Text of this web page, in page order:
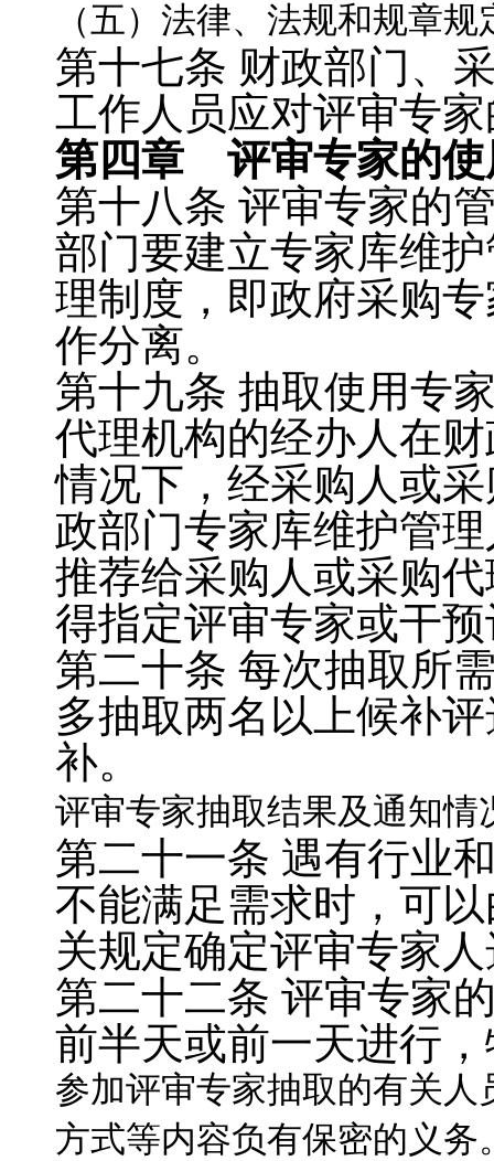
（五）法律、法规和规章
第十七条 财政部门、
工作人员应对评审专
第四章 评审专家的使
第十八条 评审专家的
部门要建立专家库维
理制度，即政府采购
作分离。
第十九条 抽取使用专
代理机构的经办人在
情况下，经采购人或
政部门专家库维护管
推荐给采购人或采购
得指定评审专家或干
第二十条 每次抽取所
多抽取两名以上候补
补。
评审专家抽取结果及通知
第二十一条 遇有行业
不能满足需求时，可
关规定确定评审专家
第二十二条 评审专家
前半天或前一天进行
参加评审专家抽取的有关
方式等内容负有保密的义务